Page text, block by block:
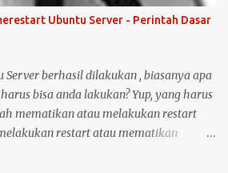
berikut langkah-langkahnya: Colokin
logo unity di pojok kiri atas, kemudian
ke menu setting pr...
Ubuntu Server - Perintah Dasar
Server berhasil dilakukan , biasanya apa
bisa anda lakukan? Yup, yang harus
mematikan atau melakukan restart
restart atau mematikan